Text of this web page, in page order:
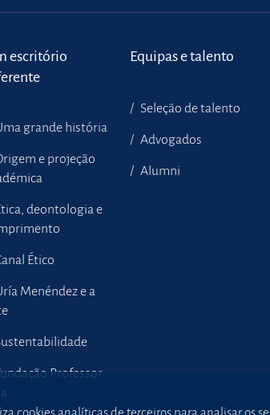
escritório
grande história
e projeção
deontologia e
Ético
Menéndez e a
Professor
Equipas e talento
Seleção de talento
Advogados
Alumni
cookies analíticas de terceiros para analisar os